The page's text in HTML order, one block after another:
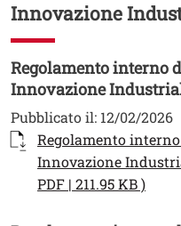
Innovazione
Regolamento interno
Innovazione
Pubblicato il: 12/02/2026
Documento
Regolamento
Innovazione
PDF | 211.95 KB )Apri